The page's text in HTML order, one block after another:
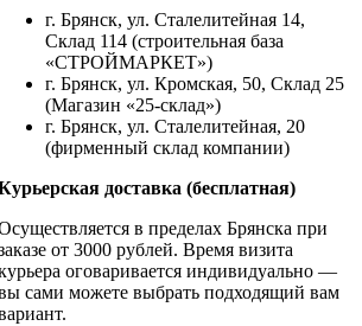
г. Брянск, ул. Сталелитейная 14,
Склад 114 (строительная база
«СТРОЙМАРКЕТ»)
г. Брянск, ул. Кромская, 50, Склад 25
(Магазин «25-склад»)
г. Брянск, ул. Сталелитейная, 20
(фирменный склад компании)
доставка (бесплатная)
в пределах Брянска при
от 3000 рублей. Время визита
оговаривается индивидуально —
сами можете выбрать подходящий вам